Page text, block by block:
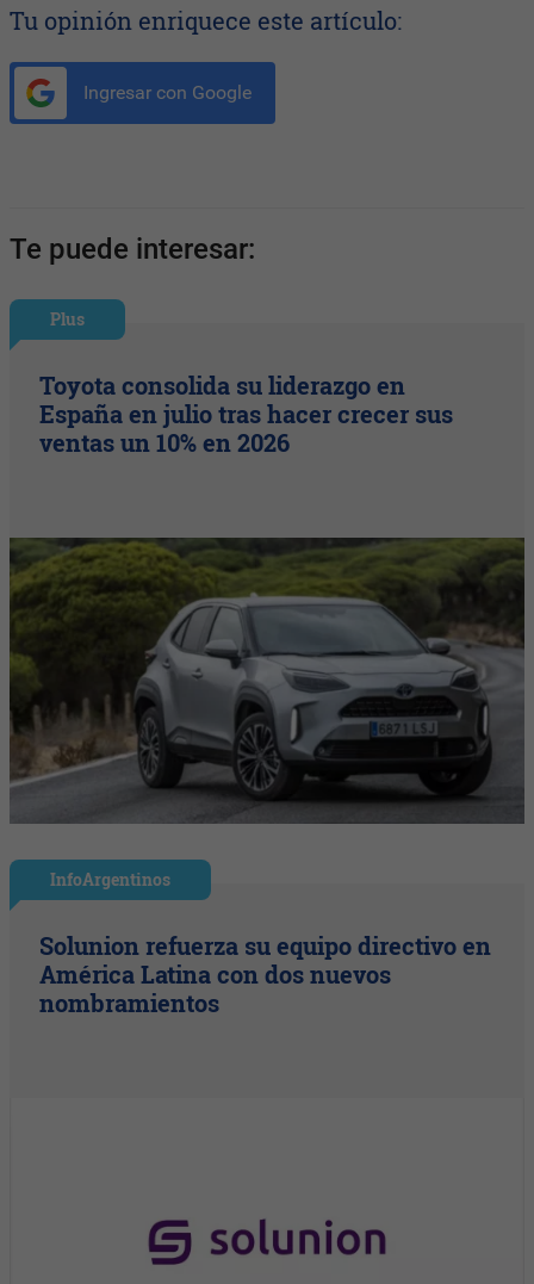
Tu opinión enriquece este artículo:
Ingresar con Google
Te puede interesar:
Plus
Toyota consolida su liderazgo en
España en julio tras hacer crecer sus
ventas un 10% en 2026
InfoArgentinos
Solunion refuerza su equipo directivo en
América Latina con dos nuevos
nombramientos